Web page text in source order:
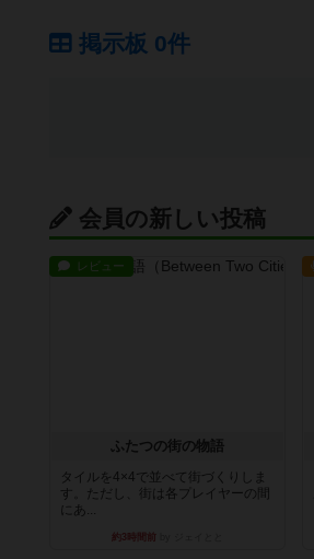
掲示板 0件
会員の新しい投稿
レビュー
ふたつの街の物語
タイルを4×4で並べて街づくりしま
す。ただし、街は各プレイヤーの間
にあ...
約3時間前